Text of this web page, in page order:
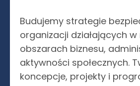
Budujemy strategie
organizacji działających w
obszarach biznesu,
aktywności społecznych.
koncepcje, projekty i